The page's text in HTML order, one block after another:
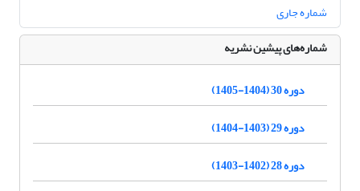
شماره جاری
شماره‌های پیشین نشریه
دوره 30 (1404-1405)
دوره 29 (1403-1404)
دوره 28 (1402-1403)